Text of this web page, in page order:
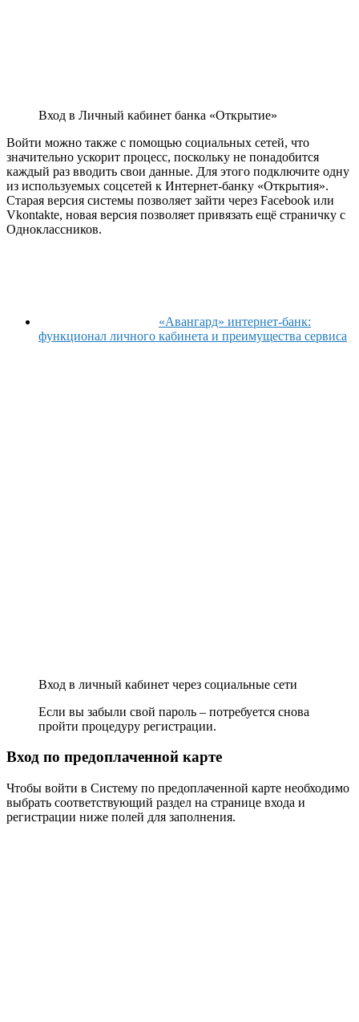
Вход в Личный кабинет банка «Открытие»
Войти можно также с помощью социальных сетей, что
значительно ускорит процесс, поскольку не понадобится
каждый раз вводить свои данные. Для этого подключите одну
из используемых соцсетей к Интернет-банку «Открытия».
Старая версия системы позволяет зайти через Facebook или
Vkontakte, новая версия позволяет привязать ещё страничку с
Одноклассников.
«Авангард» интернет-банк:
функционал личного кабинета и преимущества сервиса
Вход в личный кабинет через социальные сети
Если вы забыли свой пароль – потребуется снова
пройти процедуру регистрации.
Вход по предоплаченной карте
Чтобы войти в Систему по предоплаченной карте необходимо
выбрать соответствующий раздел на странице входа и
регистрации ниже полей для заполнения.